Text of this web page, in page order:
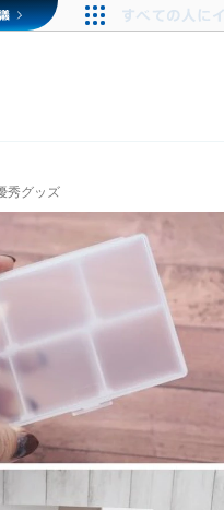
秀グッズ